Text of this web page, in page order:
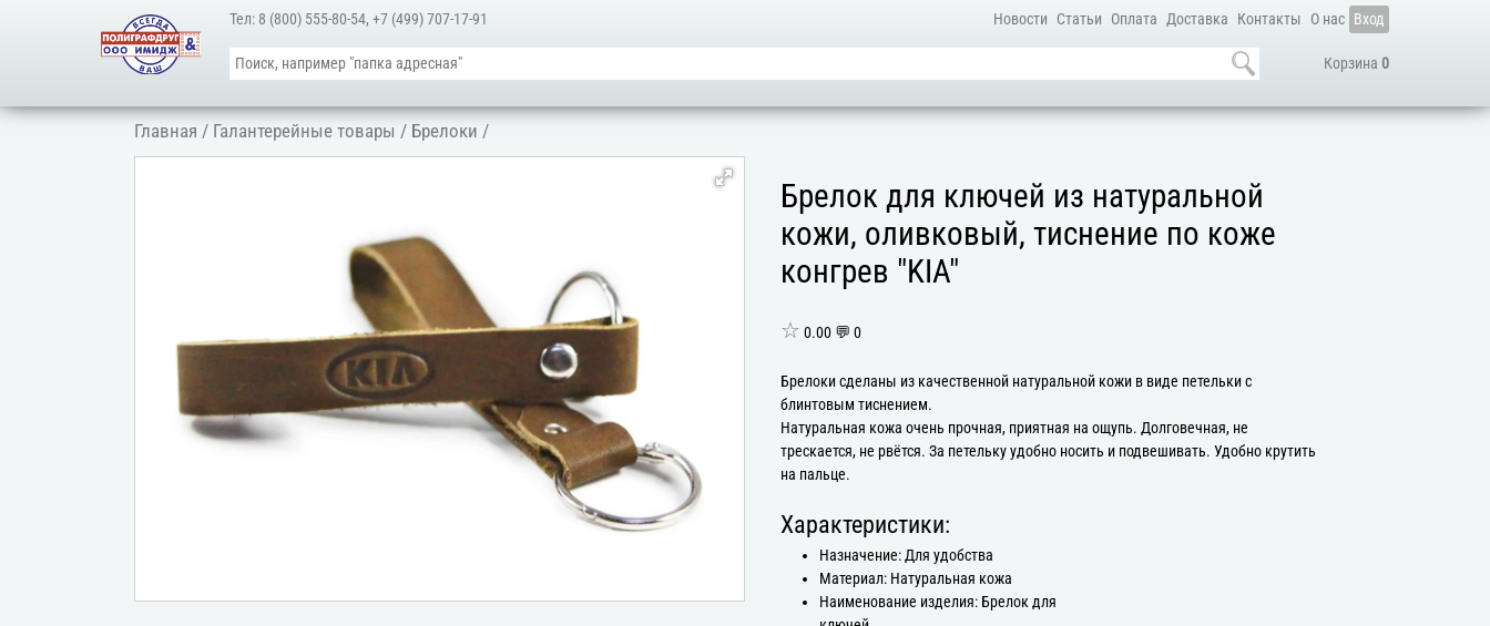
Новости Статьи Оплата Доставка Контакты О нас Вход
Корзина 0
Тел: 8 (800) 555-80-54,+7 (499) 707-17-91
Главная / Галантерейные товары / Брелоки /
Брелок для ключей из натуральной
кожи, оливковый, тиснение по коже
конгрев "KIA"
☆ 0.00 💬 0
Брелоки сделаны из качественной натуральной кожи в виде петельки с
блинтовым тиснением.
Натуральная кожа очень прочная, приятная на ощупь. Долговечная, не
трескается, не рвётся. За петельку удобно носить и подвешивать. Удобно крутить
на пальце.
Характеристики:
Назначение: Для удобства
Материал: Натуральная кожа
Наименование изделия: Брелок для